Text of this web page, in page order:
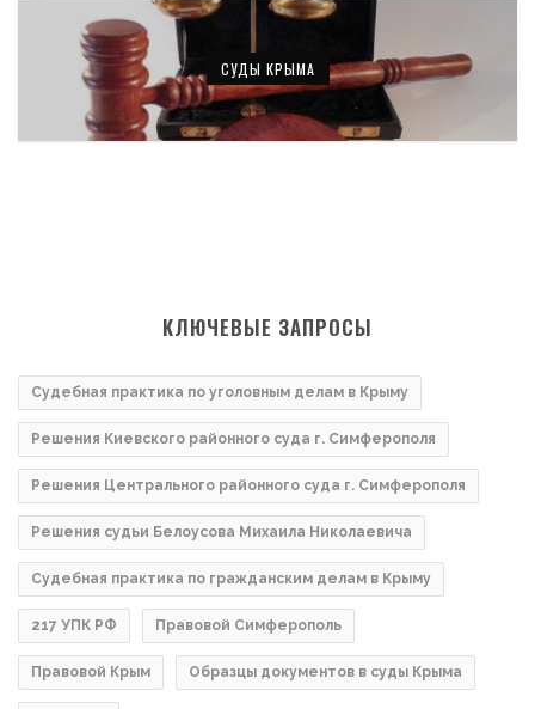
СУДЫ КРЫМА
КЛЮЧЕВЫЕ ЗАПРОСЫ
Судебная практика по уголовным делам в Крыму
Решения Киевского районного суда г. Симферополя
Решения Центрального районного суда г. Симферополя
Решения судьи Белоусова Михаила Николаевича
Судебная практика по гражданским делам в Крыму
217 УПК РФ Правовой Симферополь
Правовой Крым Образцы документов в суды Крыма